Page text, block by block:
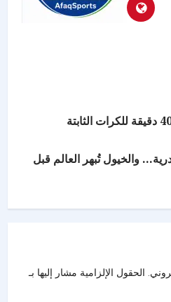
والخيول تُبهر العالم قبل
الحقول الإلزامية مشار إليها بـ